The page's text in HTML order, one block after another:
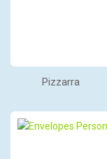
Pizzarra